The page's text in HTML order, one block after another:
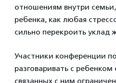
отношениям внутри
ребенка, как любая
сильно перекроить уклад
Участники конференции
разговаривать с ребенком
связанных с ним